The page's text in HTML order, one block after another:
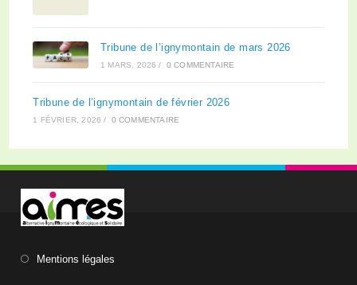
Tribune de l’ignymontain de mars 2026
1 MARS, 2026 / 0 COMMENTAIRE
Tribune de l’ignymontain de février 2026
1 FÉVRIER, 2026 / 0 COMMENTAIRE
Mentions légales